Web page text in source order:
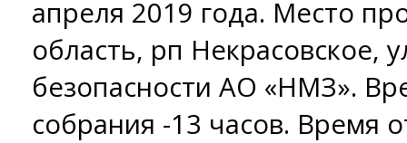
апреля 2019 года. Место
область, рп Некрасовское,
безопасности АО «НМЗ».
собрания -13 часов. Время